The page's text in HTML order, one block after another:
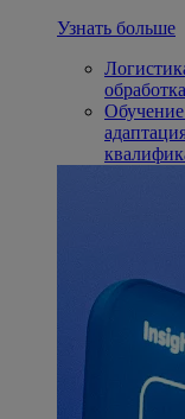
Узнать больше
Обучение